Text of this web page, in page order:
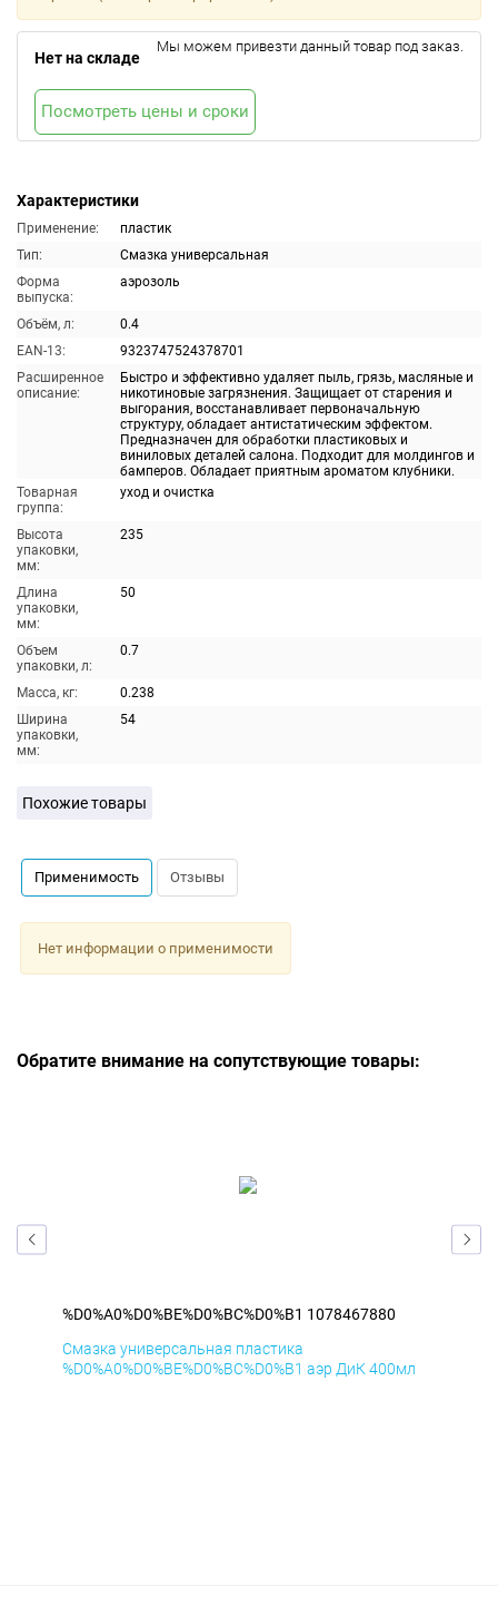
Характеристики
Применение:
пластик
Тип:
Смазка универсальная
Форма
выпуска:
аэрозоль
Объём, л:
0.4
EAN-13:
9323747524378701
Расширенное
описание:
Быстро и эффективно удаляет пыль, грязь, масляные и
никотиновые загрязнения. Защищает от старения и
выгорания, восстанавливает первоначальную
структуру, обладает антистатическим эффектом.
Предназначен для обработки пластиковых и
виниловых деталей салона. Подходит для молдингов и
бамперов. Обладает приятным ароматом клубники.
Товарная
группа:
уход и очистка
Высота
упаковки,
мм:
235
Длина
упаковки,
мм:
50
Объем
упаковки, л:
0.7
Масса, кг:
0.238
Ширина
упаковки,
мм:
54
Нет на складе
Мы можем привезти данный товар под заказ.
Посмотреть цены и сроки
Похожие товары
Применимость Отзывы
Нет информации о применимости
Обратите внимание на сопутствующие товары:
%D0%A0%D0%BE%D0%BC%D0%B1 1078467880
Смазка универсальная пластика
%D0%A0%D0%BE%D0%BC%D0%B1 аэр ДиК 400мл